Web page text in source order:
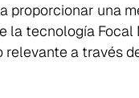
proporcionar una
la tecnología Focal
a través